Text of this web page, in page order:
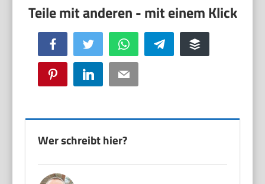
Facebook Twitter WhatsApp Telegram Buffer
Pinterest LinkedIn Email
Wer schreibt hier?